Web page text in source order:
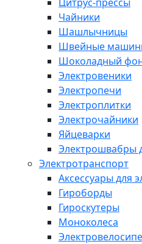
Чайники
Шашлычницы
Швейные
Шоколадный
Электровеники
Электропечи
Электроплитки
Электрочайники
Яйцеварки
Электрошвабры
Электротранспорт
Аксессуары для
Гироборды
Гироскутеры
Моноколеса